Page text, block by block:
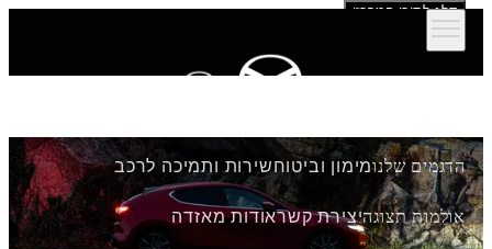
דלג לתוכן המרכזי
הדגמים שלנומימון וביטוחשירות ותמיכה לרכב
אולמות תצוגהיצירת קשראודות מאזדה